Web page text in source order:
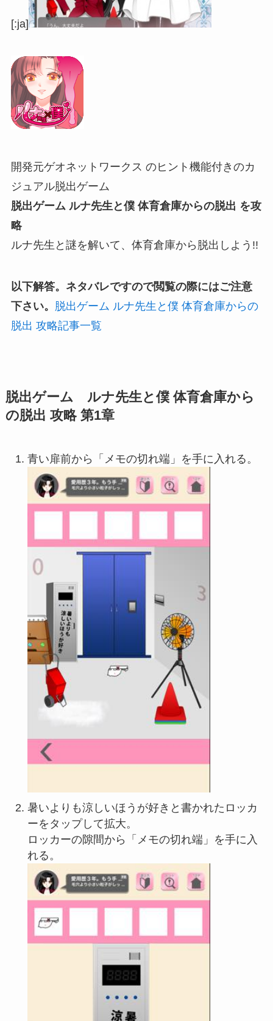
[:ja]
開発元ゲオネットワークス のヒント機能付きのカ
ジュアル脱出ゲーム
脱出ゲーム ルナ先生と僕 体育倉庫からの脱出 を攻
略
ルナ先生と謎を解いて、体育倉庫から脱出しよう!!
以下解答。ネタバレですので閲覧の際にはご注意
下さい。 脱出ゲーム ルナ先生と僕 体育倉庫からの
脱出 攻略記事一覧
脱出ゲーム ルナ先生と僕 体育倉庫から
の脱出 攻略 第1章
青い扉前から「メモの切れ端」を手に入れる。
暑いよりも涼しいほうが好きと書かれたロッカ
ーをタップして拡大。
ロッカーの隙間から「メモの切れ端」を手に入
れる。